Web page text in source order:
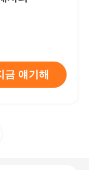
금 얘기해